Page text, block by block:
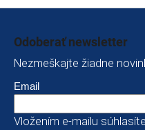
Odoberať newsletter
Nezmeškajte žiadne
Email
Vložením e-mailu